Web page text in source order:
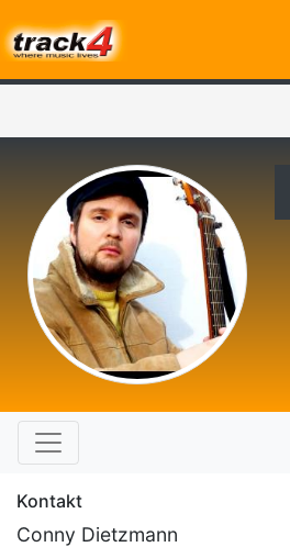
Kontakt
Conny Dietzmann